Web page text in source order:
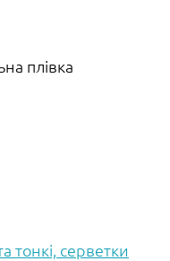
плівка
тонкі, серветки